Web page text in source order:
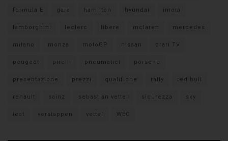
formula E gara hamilton hyundai imola
lamborghini leclerc libere mclaren mercedes
milano monza motoGP nissan orari TV
peugeot pirelli pneumatici porsche
presentazione prezzi qualifiche rally red bull
renault sainz sebastian vettel sicurezza sky
test verstappen vettel WEC